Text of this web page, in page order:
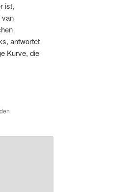
ist,
van
antwortet
Kurve, die